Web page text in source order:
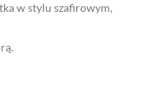
w stylu szafirowym,